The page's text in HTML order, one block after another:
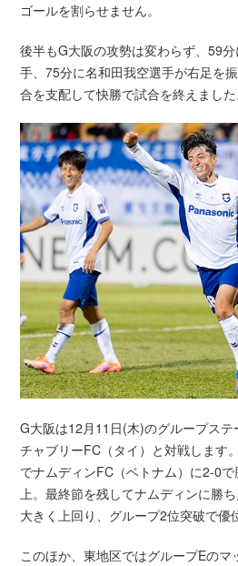
ゴールを割らせません。
後半もG大阪の攻勢は変わらず、59
手、75分に名和田我空選手が右足を
合を支配して快勝で試合を終えました
G大阪は12月11日(木)のグループス
チャブリーFC（タイ）と対戦します
でナムディンFC（ベトナム）に2-0
上。最終節を残してナムディンに勝
大きく上回り、グループ2位突破で優
このほか、東地区ではグループEのマ